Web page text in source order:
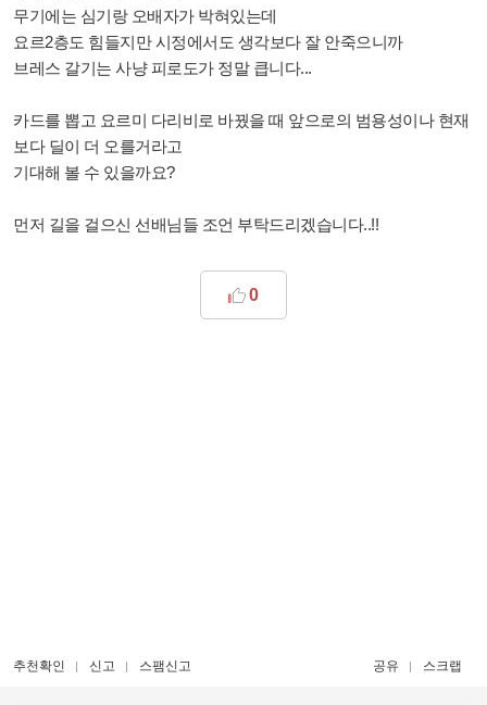
무기에는 심기랑 오배자가 박혀있는데
요르2층도 힘들지만 시정에서도 생각보다 잘 안죽으니까
브레스 갈기는 사냥 피로도가 정말 큽니다...
카드를 뽑고 요르미 다리비로 바꿨을 때 앞으로의 범용성이나 현재
보다 딜이 더 오를거라고
기대해 볼 수 있을까요?
먼저 길을 걸으신 선배님들 조언 부탁드리겠습니다..!!
0
추천확인 신고 스팸신고 공유 스크랩